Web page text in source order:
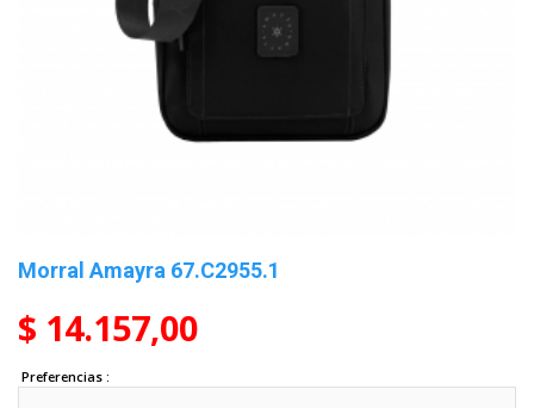
Morral Amayra 67.C2955.1
$ 14.157,00
Preferencias